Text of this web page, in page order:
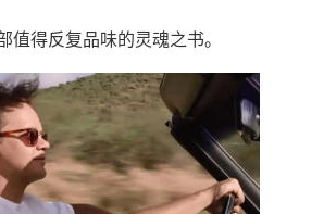
值得反复品味的灵魂之书。